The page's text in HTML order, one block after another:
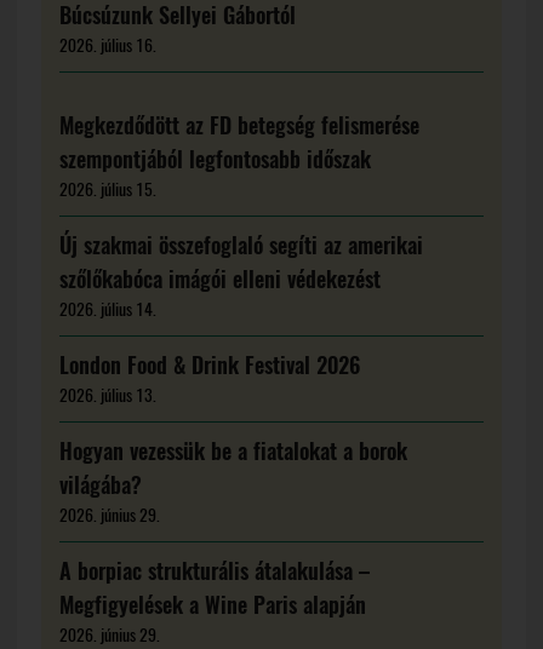
Búcsúzunk Sellyei Gábortól
2026. július 16.
Megkezdődött az FD betegség felismerése
szempontjából legfontosabb időszak
2026. július 15.
Új szakmai összefoglaló segíti az amerikai
szőlőkabóca imágói elleni védekezést
2026. július 14.
London Food & Drink Festival 2026
2026. július 13.
Hogyan vezessük be a fiatalokat a borok
világába?
2026. június 29.
A borpiac strukturális átalakulása –
Megfigyelések a Wine Paris alapján
2026. június 29.